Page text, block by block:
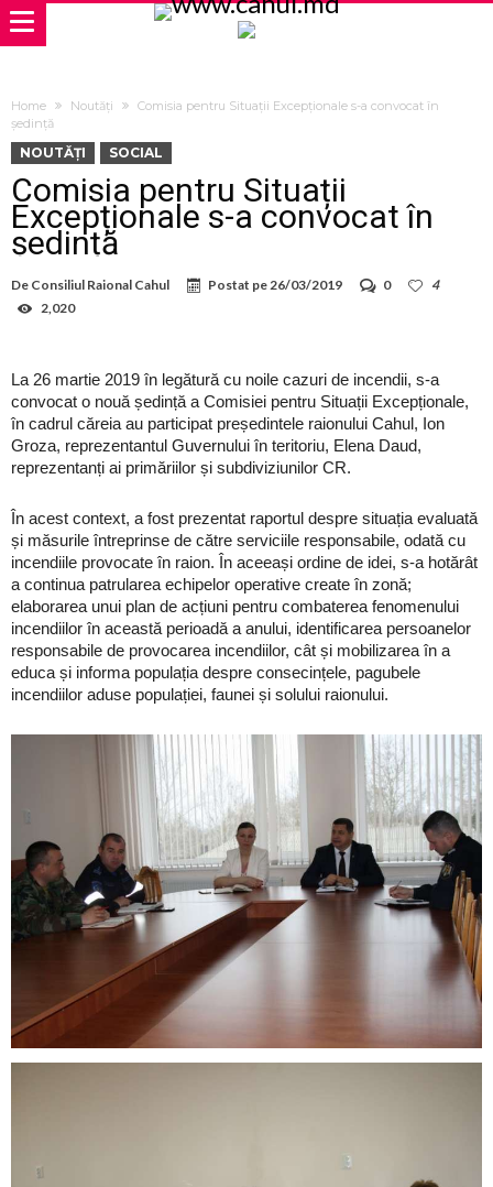
Home Noutăți
Comisia pentru Situații Excepționale s-a convocat în
ședință
NOUTĂȚI SOCIAL
Comisia pentru Situații
Excepționale s-a convocat în
ședință
De Consiliul Raional Cahul Postat pe26/03/2019 0
4
2,020
La 26 martie 2019 în legătură cu noile cazuri de incendii, s-a
convocat o nouă ședință a Comisiei pentru Situații Excepționale,
în cadrul căreia au participat președintele raionului Cahul, Ion
Groza, reprezentantul Guvernului în teritoriu, Elena Daud,
reprezentanți ai primăriilor și subdiviziunilor CR.
În acest context, a fost prezentat raportul despre situația evaluată
și măsurile întreprinse de către serviciile responsabile, odată cu
incendiile provocate în raion. În aceeași ordine de idei, s-a hotărât
a continua patrularea echipelor operative create în zonă;
elaborarea unui plan de acțiuni pentru combaterea fenomenului
incendiilor în această perioadă a anului, identificarea persoanelor
responsabile de provocarea incendiilor, cât și mobilizarea în a
educa și informa populația despre consecințele, pagubele
incendiilor aduse populației, faunei și solului raionului.